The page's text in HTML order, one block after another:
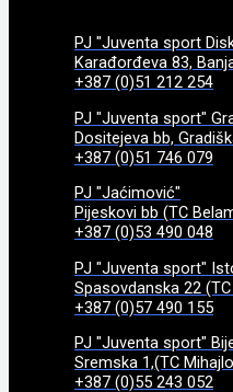
PJ "Juventa sport
Karađorđeva 83,
+387 (0)51 212 254
PJ "Juventa sport"
Dositejeva bb,
+387 (0)51 746 079
PJ "Jaćimović"
Pijeskovi bb (TC
+387 (0)53 490 048
PJ "Juventa sport"
Spasovdanska 22
+387 (0)57 490 155
PJ "Juventa sport"
Sremska 1,(TC
+387 (0)55 243 052